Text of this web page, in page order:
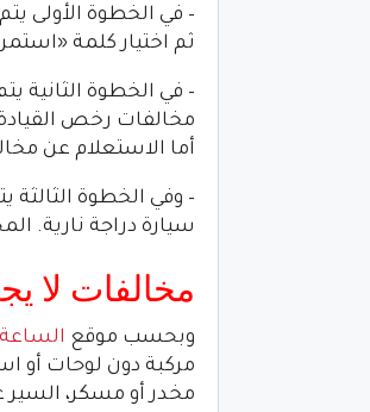
– في الخطوة الأولى
ثم اختيار كلمة
– في الخطوة الثانية
مخالفات رخص
أما الاستعلام عن
– وفي الخطوة الثالثة
سيارة دراجة نارية.
مخالفات لا
وبحسب موقع الساعة
مركبة دون لوحات أو
مخدر أو مسكر، السير